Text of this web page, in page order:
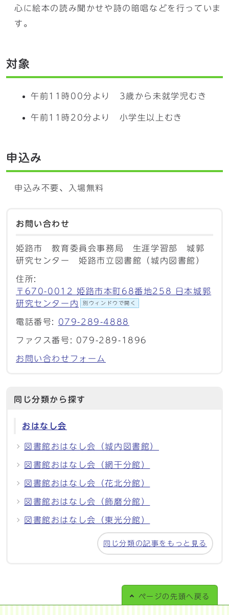
心に絵本の読み聞かせや詩の暗唱などを行っていま
す。
対象
午前11時00分より 3歳から未就学児むき
午前11時20分より 小学生以上むき
申込み
申込み不要、入場無料
お問い合わせ
姫路市 教育委員会事務局 生涯学習部 城郭
研究センター 姫路市立図書館（城内図書館）
住所:
〒670-0012 姫路市本町68番地258 日本城郭
研究センター内
別ウィンドウで開く
電話番号: 079-289-4888
ファクス番号: 079-289-1896
お問い合わせフォーム
同じ分類から探す
おはなし会
図書館おはなし会（城内図書館）
図書館おはなし会（網干分館）
図書館おはなし会（花北分館）
図書館おはなし会（飾磨分館）
図書館おはなし会（東光分館）
同じ分類の記事をもっと見る
ページの 先頭へ戻る